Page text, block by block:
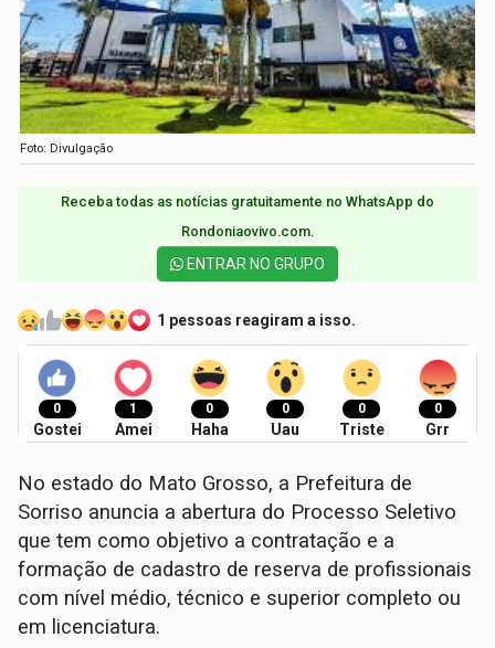
Foto: Divulgação
Receba todas as notícias gratuitamente no WhatsApp do
Rondoniaovivo.com.​
ENTRAR NO GRUPO
1 pessoas reagiram a isso.
0
Gostei
1
Amei
0
Haha
0
Uau
0
Triste
0
Grr
No estado do Mato Grosso, a Prefeitura de
Sorriso anuncia a abertura do Processo Seletivo
que tem como objetivo a contratação e a
formação de cadastro de reserva de profissionais
com nível médio, técnico e superior completo ou
em licenciatura.